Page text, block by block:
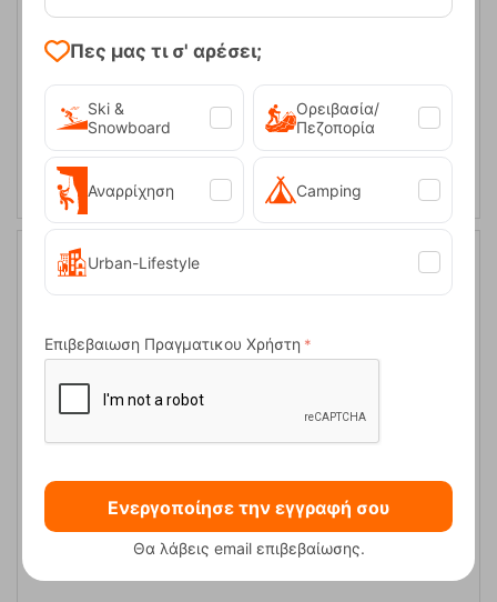
Κωδικός: FRE-5830
8,95
ΑΓΟΡΑ
Καραμπίνερ Ocun Kestrel Κόκκινο
Κωδικός: FRE-5826
8,95
Πες μας τι σ' αρέσει;
Ski &
Snowboard
Ορειβασία/
Πεζοπορία
Αναρρίχηση Camping
Urban-Lifestyle
Επιβεβαιωση Πραγματικου Χρήστη
Ενεργοποίησε την εγγραφή σου
Θα λάβεις email επιβεβαίωσης.